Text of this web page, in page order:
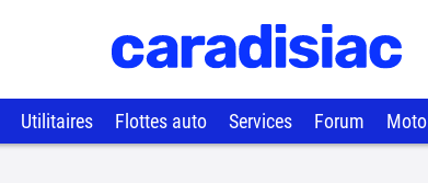
Utilitaires Flottes auto Services Forum Moto